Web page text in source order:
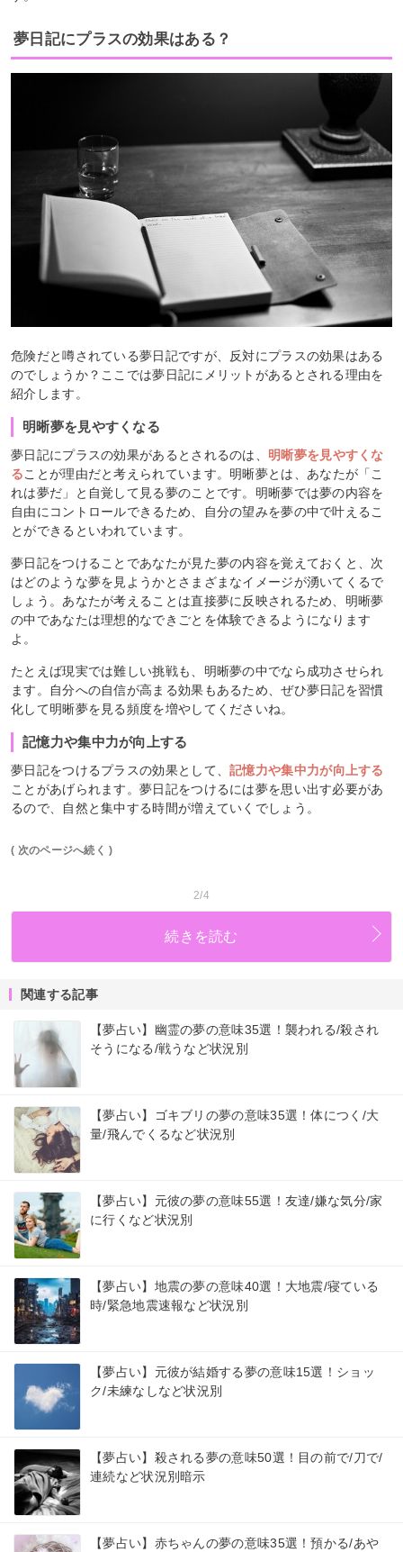
夢日記にプラスの効果はある？
危険だと噂されている夢日記ですが、反対にプラスの効果はある
のでしょうか？ここでは夢日記にメリットがあるとされる理由を
紹介します。
明晰夢を見やすくなる
夢日記にプラスの効果があるとされるのは、 明晰夢を見やすくな
ることが理由だと考えられています。明晰夢とは、あなたが「こ
れは夢だ」と自覚して見る夢のことです。明晰夢では夢の内容を
自由にコントロールできるため、自分の望みを夢の中で叶えるこ
とができるといわれています。
夢日記をつけることであなたが見た夢の内容を覚えておくと、次
はどのような夢を見ようかとさまざまなイメージが湧いてくるで
しょう。あなたが考えることは直接夢に反映されるため、明晰夢
の中であなたは理想的なできごとを体験できるようになります
よ。
たとえば現実では難しい挑戦も、明晰夢の中でなら成功させられ
ます。自分への自信が高まる効果もあるため、ぜひ夢日記を習慣
化して明晰夢を見る頻度を増やしてくださいね。
記憶力や集中力が向上する
夢日記をつけるプラスの効果として、記憶力や集中力が向上する
ことがあげられます。夢日記をつけるには夢を思い出す必要があ
るので、自然と集中する時間が増えていくでしょう。
( 次のページへ続く )
2/4
続きを読む
関連する記事
【夢占い】幽霊の夢の意味35選！襲われる/殺され
そうになる/戦うなど状況別
【夢占い】ゴキブリの夢の意味35選！体につく/大
量/飛んでくるなど状況別
【夢占い】元彼の夢の意味55選！友達/嫌な気分/家
に行くなど状況別
【夢占い】地震の夢の意味40選！大地震/寝ている
時/緊急地震速報など状況別
【夢占い】元彼が結婚する夢の意味15選！ショッ
ク/未練なしなど状況別
【夢占い】殺される夢の意味50選！目の前で/刀で/
連続など状況別暗示
【夢占い】赤ちゃんの夢の意味35選！預かる/あや